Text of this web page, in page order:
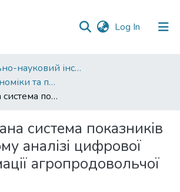
Log In (current)
Навчально-науковий інститут економіки, управління, права та інформаційних технологій
Кафедра економіки та публічного управління
Збалансована система показників у системному аналізі цифрової трансформації агропродовольчої сфери
система показників
аналізі цифрової
агропродовольчої